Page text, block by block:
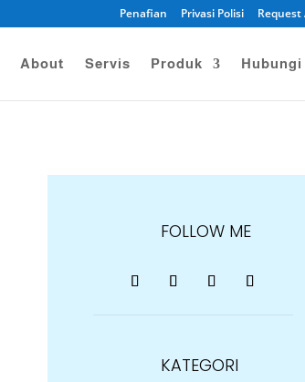
Penafian Privasi Polisi
About Servis Produk Hubungi
FOLLOW ME
KATEGORI